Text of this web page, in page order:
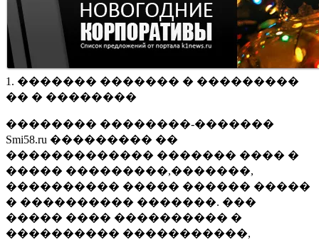
1. ������� ������� � ���������
�� � ��������
�������� ��������-�������
Smi58.ru ��������� ��
������������� ������� ���� �
����� ���������,�������,
���������� ����� ������ �����
� ���������� �������. ���
����� ���� ���������� �
���������� �����������,